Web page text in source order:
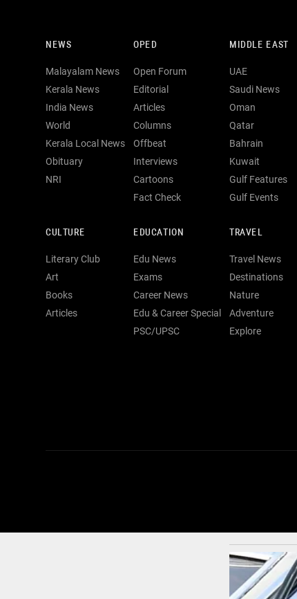
NEWS
Malayalam News
Kerala News
India News
World
Kerala Local News
Obituary
NRI
OPED
Open Forum
Editorial
Articles
Columns
Offbeat
Interviews
Cartoons
Fact Check
MIDDLE EAST
UAE
Saudi News
Oman
Qatar
Bahrain
Kuwait
Gulf Features
Gulf Events
CULTURE
Literary Club
Art
Books
Articles
EDUCATION
Edu News
Exams
Career News
Edu & Career Special
PSC/UPSC
TRAVEL
Travel News
Destinations
Nature
Adventure
Explore